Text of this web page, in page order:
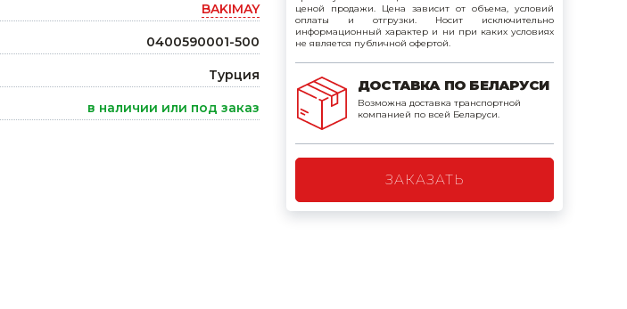
Ниппельные поилки для
свиней
Чашечные поилки
BAKIMAY
0400590001-500
Турция
в наличии или под заказ
ценой продажи. Цена зависит от объема, условий
оплаты и отгрузки. Носит исключительно
информационный характер и ни при каких условиях
не является публичной офертой.
ДОСТАВКА ПО БЕЛАРУСИ
Возможна доставка транспортной
компанией по всей Беларуси.
ЗАКАЗАТЬ